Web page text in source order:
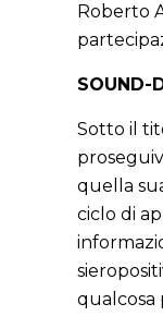
Roberto
SOUND-
Sotto il
quella
ciclo di
qualcosa